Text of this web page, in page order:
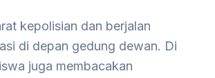
kepolisian dan berjalan
di depan gedung dewan. Di
juga membacakan